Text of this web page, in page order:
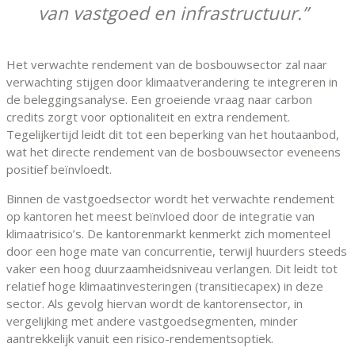
van vastgoed en infrastructuur.
Het verwachte rendement van de bosbouwsector zal naar
verwachting stijgen door klimaatverandering te integreren in
de beleggingsanalyse. Een groeiende vraag naar carbon
credits zorgt voor optionaliteit en extra rendement.
Tegelijkertijd leidt dit tot een beperking van het houtaanbod,
wat het directe rendement van de bosbouwsector eveneens
positief beïnvloedt.
Binnen de vastgoedsector wordt het verwachte rendement
op kantoren het meest beïnvloed door de integratie van
klimaatrisico’s. De kantorenmarkt kenmerkt zich momenteel
door een hoge mate van concurrentie, terwijl huurders steeds
vaker een hoog duurzaamheidsniveau verlangen. Dit leidt tot
relatief hoge klimaatinvesteringen (transitiecapex) in deze
sector. Als gevolg hiervan wordt de kantorensector, in
vergelijking met andere vastgoedsegmenten, minder
aantrekkelijk vanuit een risico-rendementsoptiek.